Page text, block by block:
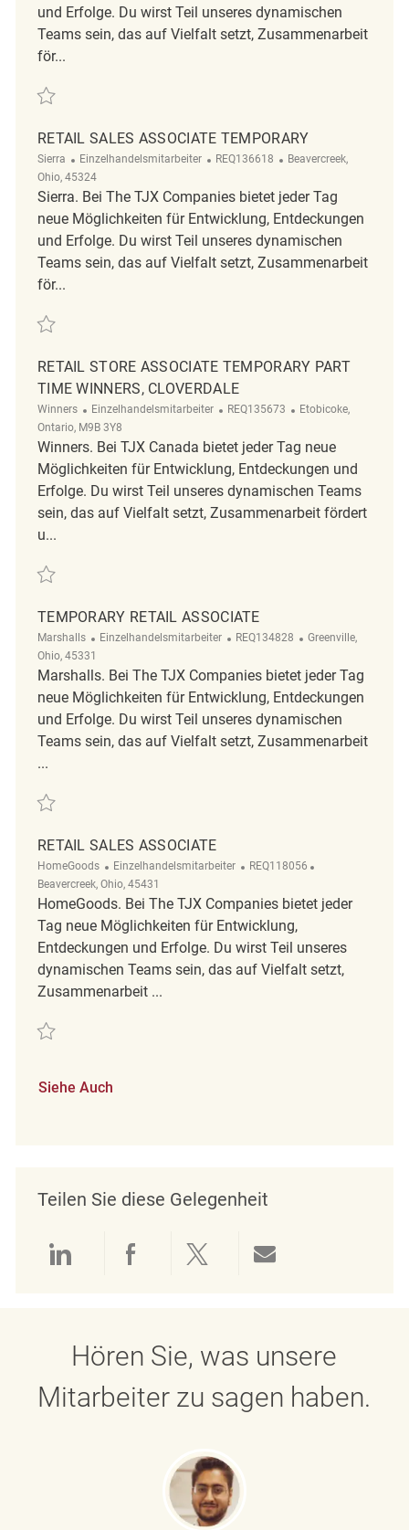
und Erfolge. Du wirst Teil unseres dynamischen
Teams sein, das auf Vielfalt setzt, Zusammenarbeit
för...
Retten Retail Sales Associate Temporary REQ137388
RETAIL SALES ASSOCIATE TEMPORARY
Sierra Kategorie
Einzelhandelsmitarbeiter ReqId
REQ136618 Ort
Beavercreek,
Ohio, 45324
Sierra. Bei The TJX Companies bietet jeder Tag
neue Möglichkeiten für Entwicklung, Entdeckungen
und Erfolge. Du wirst Teil unseres dynamischen
Teams sein, das auf Vielfalt setzt, Zusammenarbeit
för...
Retten Retail Sales Associate Temporary REQ136618
RETAIL STORE ASSOCIATE TEMPORARY PART
TIME WINNERS, CLOVERDALE
Winners Kategorie
Einzelhandelsmitarbeiter ReqId
REQ135673 Ort
Etobicoke,
Ontario, M9B 3Y8
Winners. Bei TJX Canada bietet jeder Tag neue
Möglichkeiten für Entwicklung, Entdeckungen und
Erfolge. Du wirst Teil unseres dynamischen Teams
sein, das auf Vielfalt setzt, Zusammenarbeit fördert
u...
Retten Retail Store Associate Temporary Part Time Winners, Cloverdale
TEMPORARY RETAIL ASSOCIATE
Marshalls Kategorie
Einzelhandelsmitarbeiter ReqId
REQ134828 Ort
Greenville,
Ohio, 45331
Marshalls. Bei The TJX Companies bietet jeder Tag
neue Möglichkeiten für Entwicklung, Entdeckungen
und Erfolge. Du wirst Teil unseres dynamischen
Teams sein, das auf Vielfalt setzt, Zusammenarbeit
...
Retten Temporary Retail Associate REQ134828
RETAIL SALES ASSOCIATE
HomeGoods Kategorie
Einzelhandelsmitarbeiter ReqId
REQ118056
Beavercreek, Ohio, 45431
HomeGoods. Bei The TJX Companies bietet jeder
Tag neue Möglichkeiten für Entwicklung,
Entdeckungen und Erfolge. Du wirst Teil unseres
dynamischen Teams sein, das auf Vielfalt setzt,
Zusammenarbeit ...
Retten Retail Sales Associate REQ118056
Siehe Auch
Teilen Sie diese Gelegenheit
Über LinkedIn teilen
Über Facebook teilen
Über Twitter teilen
Hören Sie, was unsere
Mitarbeiter zu sagen haben.